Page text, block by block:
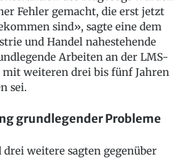
Fehler gemacht, die erst jetzt
sind», sagte eine dem
und Handel nahestehende
Arbeiten an der LMS-
mit weiteren drei bis fünf Jahren
sei.
grundlegender Probleme
weitere sagten gegenüber